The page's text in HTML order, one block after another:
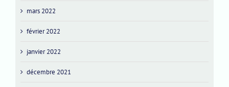
mars 2022
février 2022
janvier 2022
décembre 2021